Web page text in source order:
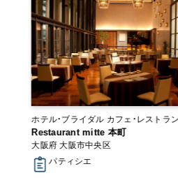
ホテル・ブライダル カフェ・レストラン
Restaurant mitte 本町
大阪府 大阪市中央区
パティシエ